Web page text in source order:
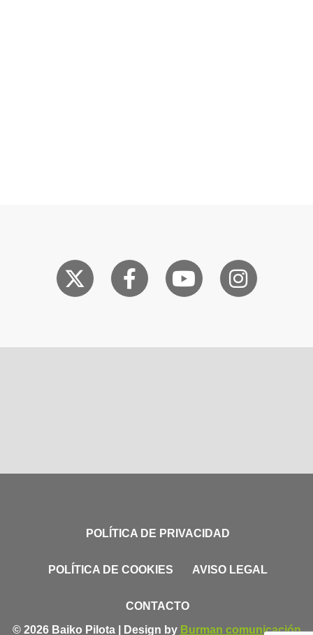
POLÍTICA DE PRIVACIDAD
POLÍTICA DE COOKIES AVISO LEGAL
CONTACTO
© 2026 Baiko Pilota | Design by Burman comunicación